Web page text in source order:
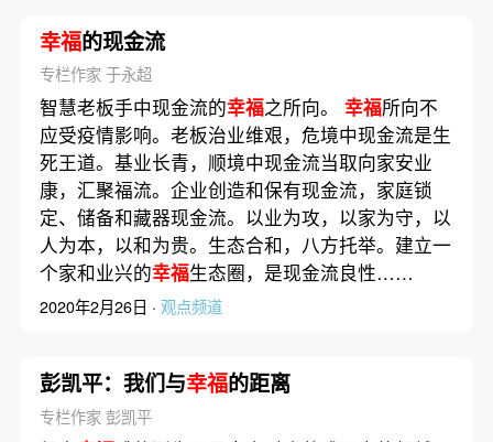
幸福的现金流
专栏作家 于永超
智慧老板手中现金流的幸福之所向。 幸福所向不
应受疫情影响。老板治业维艰，危境中现金流是生
死王道。基业长青，顺境中现金流当取向家安业
康，汇聚福流。企业创造和保有现金流，家庭锁
定、储备和藏器现金流。以业为攻，以家为守，以
人为本，以和为贵。生态合和，八方托举。建立一
个家和业兴的幸福生态圈，是现金流良性……
2020年2月26日 · 观点频道
彭凯平：我们与幸福的距离
专栏作家 彭凯平